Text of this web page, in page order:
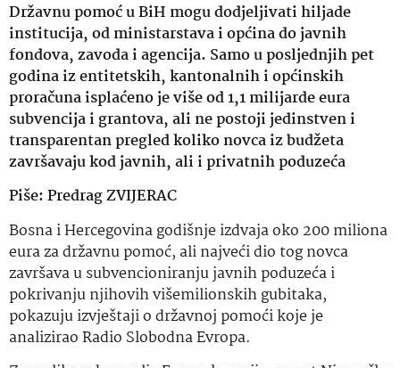
Državnu pomoć u BiH mogu dodjeljivati hiljade
institucija, od ministarstava i općina do javnih
fondova, zavoda i agencija. Samo u posljednjih pet
godina iz entitetskih, kantonalnih i općinskih
proračuna isplaćeno je više od 1,1 milijarde eura
subvencija i grantova, ali ne postoji jedinstven i
transparentan pregled koliko novca iz budžeta
završavaju kod javnih, ali i privatnih poduzeća
Piše: Predrag ZVIJERAC
Bosna i Hercegovina godišnje izdvaja oko 200 miliona
eura za državnu pomoć, ali najveći dio tog novca
završava u subvencioniranju javnih poduzeća i
pokrivanju njihovih višemilionskih gubitaka,
pokazuju izvještaji o državnoj pomoći koje je
analizirao Radio Slobodna Evropa.